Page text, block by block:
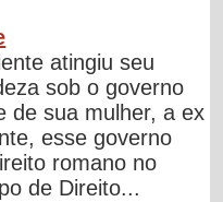
atingiu seu
sob o governo
de sua mulher, a ex
esse governo
romano no
de Direito...